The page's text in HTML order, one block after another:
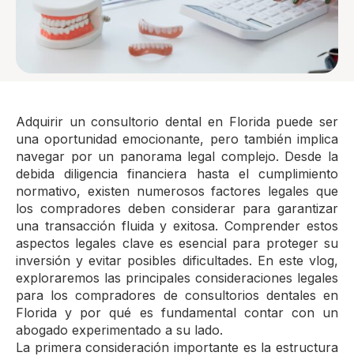
Adquirir un consultorio dental en Florida puede ser
una oportunidad emocionante, pero también implica
navegar por un panorama legal complejo. Desde la
debida diligencia financiera hasta el cumplimiento
normativo, existen numerosos factores legales que
los compradores deben considerar para garantizar
una transacción fluida y exitosa. Comprender estos
aspectos legales clave es esencial para proteger su
inversión y evitar posibles dificultades. En este vlog,
exploraremos las principales consideraciones legales
para los compradores de consultorios dentales en
Florida y por qué es fundamental contar con un
abogado experimentado a su lado.
La primera consideración importante es la estructura